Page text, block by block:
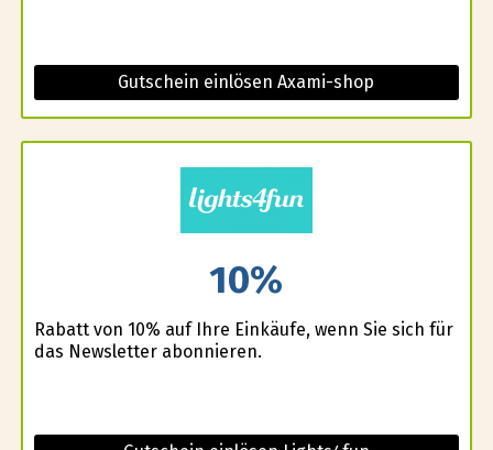
Gutschein einlösen Axami-shop
10%
Rabatt von 10% auf Ihre Einkäufe, wenn Sie sich für
das Newsletter abonnieren.